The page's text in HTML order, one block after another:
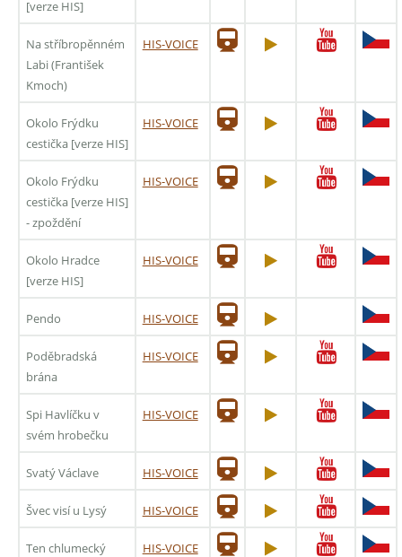
[verze HIS]
Na stříbropěnném
Labi (František
Kmoch)
HIS-VOICE
Okolo Frýdku
cestička [verze HIS]
HIS-VOICE
Okolo Frýdku
cestička [verze HIS]
- zpoždění
HIS-VOICE
Okolo Hradce
[verze HIS]
HIS-VOICE
Pendo HIS-VOICE
Poděbradská
brána
HIS-VOICE
Spi Havlíčku v
svém hrobečku
HIS-VOICE
Svatý Václave HIS-VOICE
Švec visí u Lysý HIS-VOICE
Ten chlumecký
HIS-VOICE